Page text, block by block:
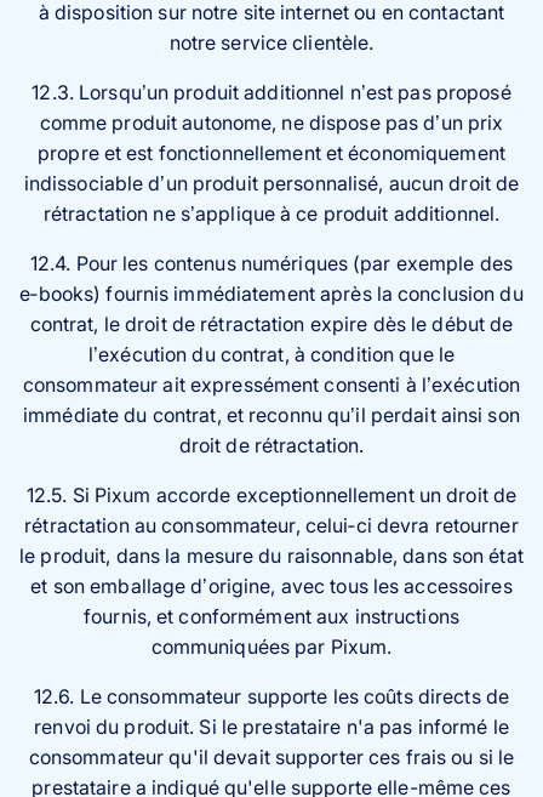
à disposition sur notre site internet ou en contactant
notre service clientèle.
12.3. Lorsqu’un produit additionnel n’est pas proposé
comme produit autonome, ne dispose pas d’un prix
propre et est fonctionnellement et économiquement
indissociable d’un produit personnalisé, aucun droit de
rétractation ne s’applique à ce produit additionnel.
12.4. Pour les contenus numériques (par exemple des
e‑books) fournis immédiatement après la conclusion du
contrat, le droit de rétractation expire dès le début de
l’exécution du contrat, à condition que le
consommateur ait expressément consenti à l’exécution
immédiate du contrat, et reconnu qu’il perdait ainsi son
droit de rétractation.
12.5. Si Pixum accorde exceptionnellement un droit de
rétractation au consommateur, celui‑ci devra retourner
le produit, dans la mesure du raisonnable, dans son état
et son emballage d’origine, avec tous les accessoires
fournis, et conformément aux instructions
communiquées par Pixum.
12.6. Le consommateur supporte les coûts directs de
renvoi du produit. Si le prestataire n'a pas informé le
consommateur qu'il devait supporter ces frais ou si le
prestataire a indiqué qu'elle supporte elle-même ces